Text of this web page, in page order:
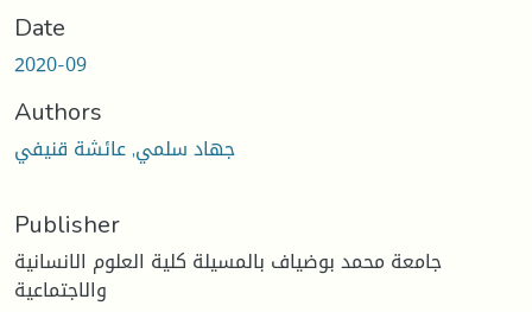
Date
2020-09
Authors
جهاد سلمي, عائشة قنيفي
Publisher
جامعة محمد بوضياف بالمسيلة كلية العلوم الانسانية
والاجتماعية